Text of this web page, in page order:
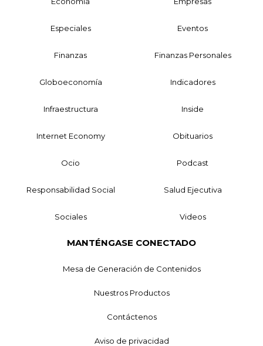
Especiales Eventos
Finanzas Finanzas Personales
Globoeconomía Indicadores
Infraestructura Inside
Internet Economy Obituarios
Ocio Podcast
Responsabilidad Social Salud Ejecutiva
Sociales Videos
MANTÉNGASE CONECTADO
Mesa de Generación de Contenidos
Nuestros Productos
Contáctenos
Aviso de privacidad